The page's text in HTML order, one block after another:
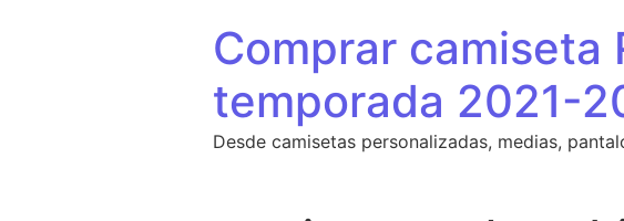
Comprar camiseta
temporada 2021-
Desde camisetas personalizadas, medias,